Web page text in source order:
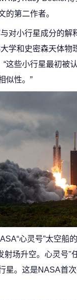
的第二作者。
对小行星成分的
学和史密森天体
这些小行星最初被
似性。”
心灵号”太空船
射场升空。心灵号"
星。这是NASA首